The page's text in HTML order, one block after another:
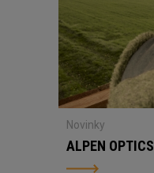
Novinky
ALPEN OPTICS